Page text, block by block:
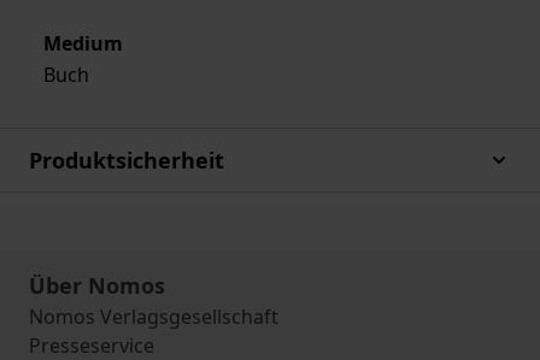
Medium
Buch
Produktsicherheit
Über Nomos
Nomos Verlagsgesellschaft
Presseservice